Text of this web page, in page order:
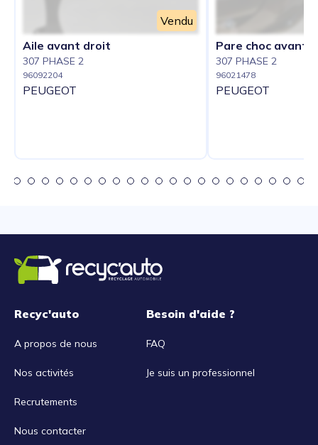
Vendu
Aile avant droit
307 PHASE 2
96092204
PEUGEOT
Pare choc avant
307 PHASE 2
96021478
PEUGEOT
Recyc'auto
A propos de nous
Nos activités
Recrutements
Nous contacter
Besoin d'aide ?
FAQ
Je suis un professionnel